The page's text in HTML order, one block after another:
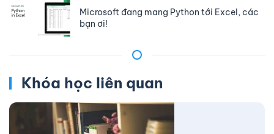
Microsoft đang mang Python tới Excel, các
bạn ơi!
Khóa học liên quan